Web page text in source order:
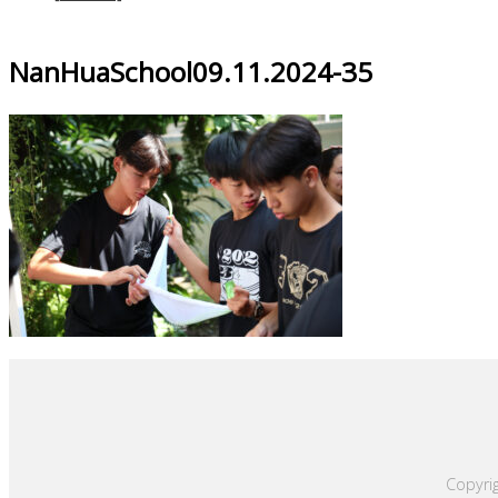
NanHuaSchool09.11.2024-35